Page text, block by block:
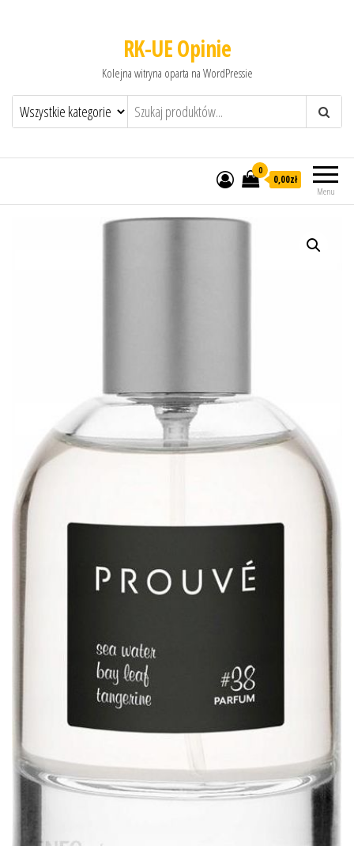
RK-UE Opinie
Kolejna witryna oparta na WordPressie
Menu
0
0,00zł